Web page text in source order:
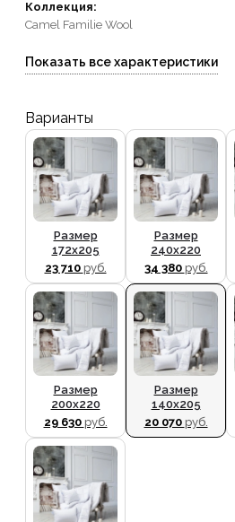
Коллекция:
Camel Familie Wool
Показать все характеристики
Варианты
Размер
172x205
23 710 руб.
Размер
240x220
34 380 руб.
Размер
200x220
29 630 руб.
Размер
140x205
20 070 руб.